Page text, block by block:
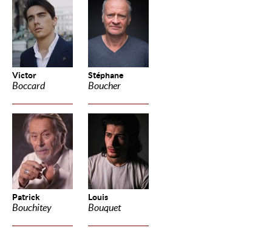
Victor
Boccard
Stéphane
Boucher
Patrick
Bouchitey
Louis
Bouquet